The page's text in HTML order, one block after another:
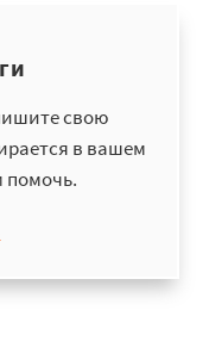
свою
в вашем
помочь.